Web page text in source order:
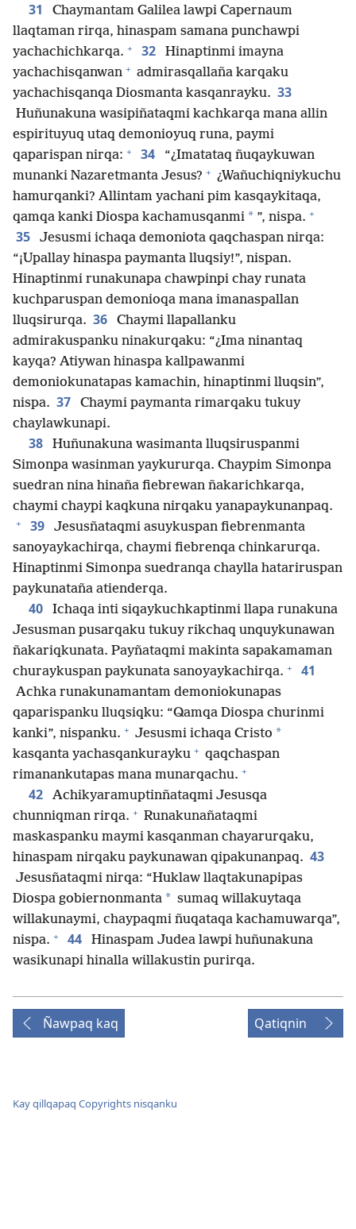
31
Chaymantam Galilea lawpi Capernaum
llaqtaman rirqa, hinaspam samana punchawpi
yachachichkarqa. + 32
Hinaptinmi imayna
yachachisqanwan + admirasqallaña karqaku
yachachisqanqa Diosmanta kasqanrayku. 33
Huñunakuna wasipiñataqmi kachkarqa mana allin
espirituyuq utaq demonioyuq runa, paymi
qaparispan nirqa: + 34
“¿Imatataq ñuqaykuwan
munanki Nazaretmanta Jesus? + ¿Wañuchiqniykuchu
hamurqanki? Allintam yachani pim kasqaykitaqa,
qamqa kanki Diospa kachamusqanmi * ”, nispa. +
35
Jesusmi ichaqa demoniota qaqchaspan nirqa:
“¡Upallay hinaspa paymanta lluqsiy!”, nispan.
Hinaptinmi runakunapa chawpinpi chay runata
kuchparuspan demonioqa mana imanaspallan
lluqsirurqa. 36
Chaymi llapallanku
admirakuspanku ninakurqaku: “¿Ima ninantaq
kayqa? Atiywan hinaspa kallpawanmi
demoniokunatapas kamachin, hinaptinmi lluqsin”,
nispa. 37
Chaymi paymanta rimarqaku tukuy
chaylawkunapi.
38
Huñunakuna wasimanta lluqsiruspanmi
Simonpa wasinman yaykururqa. Chaypim Simonpa
suedran nina hinaña fiebrewan ñakarichkarqa,
chaymi chaypi kaqkuna nirqaku yanapaykunanpaq.
+ 39
Jesusñataqmi asuykuspan fiebrenmanta
sanoyaykachirqa, chaymi fiebrenqa chinkarurqa.
Hinaptinmi Simonpa suedranqa chaylla hatariruspan
paykunataña atienderqa.
40
Ichaqa inti siqaykuchkaptinmi llapa runakuna
Jesusman pusarqaku tukuy rikchaq unquykunawan
ñakariqkunata. Payñataqmi makinta sapakamaman
churaykuspan paykunata sanoyaykachirqa. + 41
Achka runakunamantam demoniokunapas
qaparispanku lluqsiqku: “Qamqa Diospa churinmi
kanki”, nispanku. + Jesusmi ichaqa Cristo *
kasqanta yachasqankurayku + qaqchaspan
rimanankutapas mana munarqachu. +
42
Achikyaramuptinñataqmi Jesusqa
chunniqman rirqa. + Runakunañataqmi
maskaspanku maymi kasqanman chayarurqaku,
hinaspam nirqaku paykunawan qipakunanpaq. 43
Jesusñataqmi nirqa: “Huklaw llaqtakunapipas
Diospa gobiernonmanta * sumaq willakuytaqa
willakunaymi, chaypaqmi ñuqataqa kachamuwarqa”,
nispa. + 44
Hinaspam Judea lawpi huñunakuna
wasikunapi hinalla willakustin purirqa.
Ñawpaq kaq Qatiqnin
Kay qillqapaq Copyrights nisqanku